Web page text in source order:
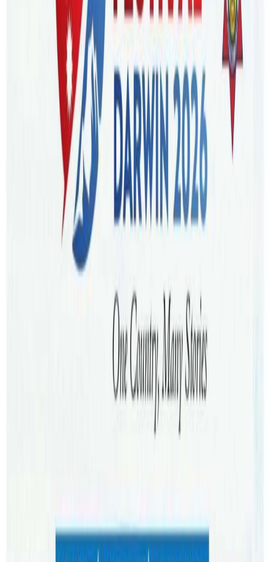
सरकारबाट बाहिरिसकेको छ । तर पछिल्लो निर्वाचनबाट उदाएका
राष्ट्रिय स्वतन्त्र पार्टी, जनमत पार्टी र नागरिक उन्मुक्ति पार्टीको अवस्था
जता सत्ता उतै भनेजस्तो देखिदैछ ।
पुस १० मा प्रचण्ड प्रधानमन्त्री बन्दैगर्दा बनेको गठबन्धनको अर्को घटक
राष्ट्रिय स्वतन्त्र पार्टी माघ पनि २२ मै सरकारबाट बाहिरिसकेको छ,
उसले भएपनि सरकारलाई दिएको समर्थन फिर्ता लिएको छैन ।
सोमबार बसेको रास्वपाको केन्द्रीय समिति बैठकले सरकारका
विषयमा छलफल नै गरेन । रास्वपा महामन्त्री मुकुल ढकाल
राजनीतिक परिस्थितिमा तात्विक फरक नआएकाले सरकारका
विषयमा कुनै निर्णय नलिइएको बताउनुहुन्छ । ‘अहिले जे जस्तो
परिस्थिति छ, त्यो हाम्रो लागि बदलिएको परिस्थिति होइन, ‘हिजो पनि
हेर्दै जाऊँ भन्नेमा थियौं, अहिले पनि त्यसमै छौं ।’ महामन्त्री ढकालले
बताउनुभयो । यसबाट प्रष्ट हुन्छ सरकारबाट बाहिरिएपछि पनि
सभापति रवि लामिछानेले प्रधानमन्त्री प्रचण्डसँग निरन्तर संवादमा
हुनुहुन्छ । रास्वपा फेरि सरकारमा जान सक्ने आँकलन गरिदैछ ।
यता,जनमत पार्टी र नागरिक उन्मुक्ति पार्टीले समेत प्रचण्ड सरकारको
साथ छोडेको छैन । जनमत पार्टीका उपाध्यक्ष अब्दुल खाँ खानेपानी
मन्त्रालय लिएर सरकारमै छन् । नागरिक उन्मुक्ति पार्टी रेशम चौधरी
रिहाईको मुद्धा अघि सारेर सरकारमा सहभागी नभएपनि समर्थन कायमै
छ । सरकारबाट निस्कनुपर्ने कुनै कारण नै नभएको जिकिर जनमत
पार्टीका अध्यक्ष सीके राउतले गरिरहनुभएको छ र रास्वपा, जनमत र
सिटसहित चौथो ठूलो पार्टी बनेको थियो । जनमत पार्टी मधेश र
नागरिक उन्मुक्ति पार्टीले लुम्बिनी र सुदूरपश्चिम प्रदेशबाट राम्रो मत